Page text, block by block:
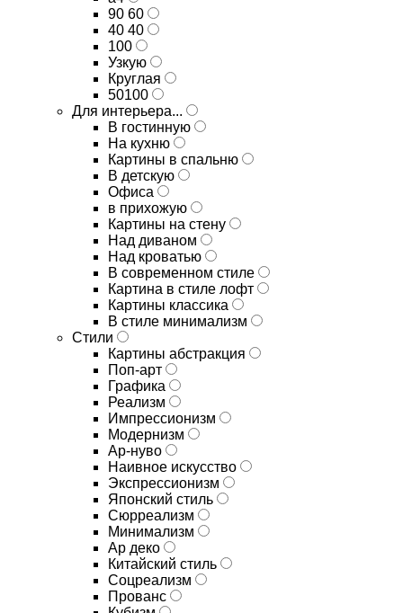
90 60
40 40
100
Узкую
Круглая
50100
Для интерьера...
В гостинную
На кухню
Картины в спальню
В детскую
Офиса
в прихожую
Картины на стену
Над диваном
Над кроватью
В современном стиле
Картина в стиле лофт
Картины классика
В стиле минимализм
Стили
Картины абстракция
Поп-арт
Графика
Реализм
Импрессионизм
Модернизм
Ар-нуво
Наивное искусство
Экспрессионизм
Японский стиль
Сюрреализм
Минимализм
Ар деко
Китайский стиль
Соцреализм
Прованс